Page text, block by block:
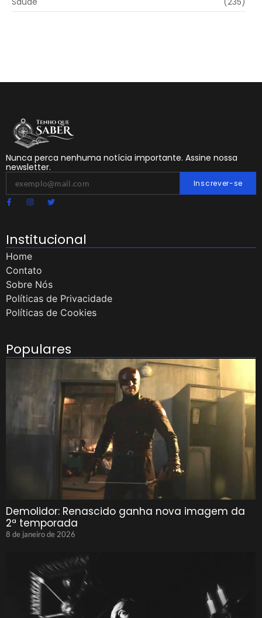
Nunca perca nenhuma notícia importante. Assine nossa
newsletter.
Inscrever-se
Institucional
Home
Contato
Sobre Nós
Políticas de Privacidade
Políticas de Cookies
Populares
Demolidor: Renascido ganha nova imagem da
2ª temporada
8 de janeiro de 2026